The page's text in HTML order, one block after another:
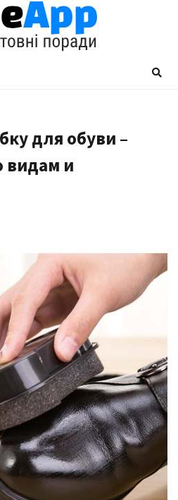
для обуви –
видам и